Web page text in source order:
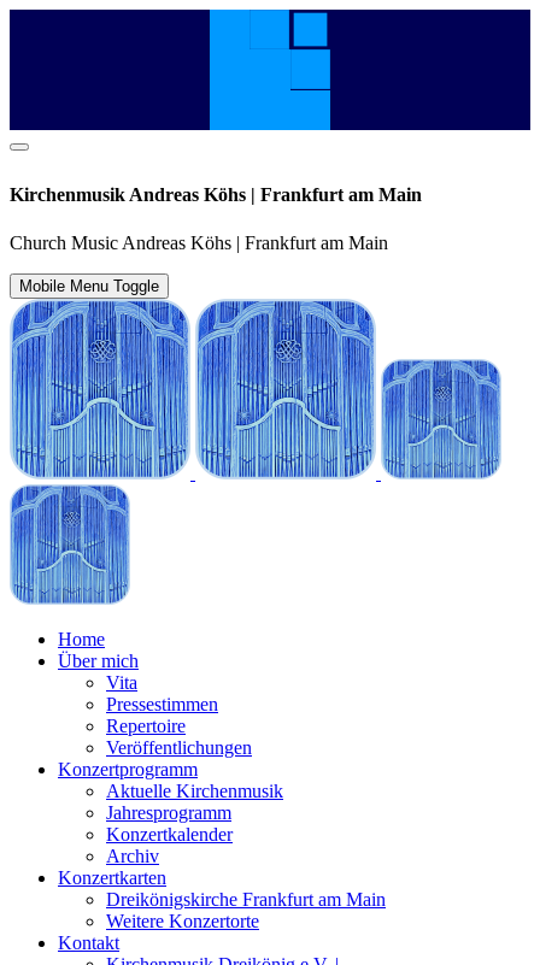
Kirchenmusik Andreas Köhs | Frankfurt am Main
Church Music Andreas Köhs | Frankfurt am Main
Mobile Menu Toggle
Home
Über mich
Vita
Pressestimmen
Repertoire
Veröffentlichungen
Konzertprogramm
Aktuelle Kirchenmusik
Jahresprogramm
Konzertkalender
Archiv
Konzertkarten
Dreikönigskirche Frankfurt am Main
Weitere Konzertorte
Kontakt